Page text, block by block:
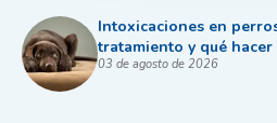
Intoxicaciones en
tratamiento y qué hacer
03 de agosto de 2026